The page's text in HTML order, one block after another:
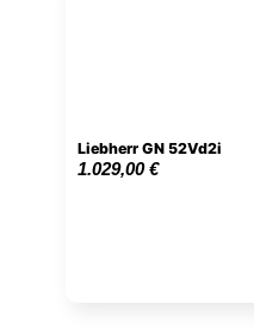
Liebherr GN 52Vd2i
1.029,00€